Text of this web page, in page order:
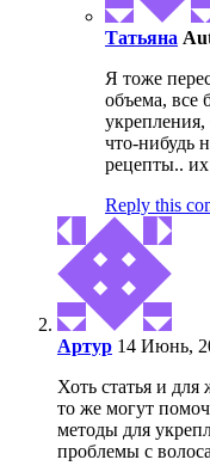
Татьяна
Я тоже
объема, все
что-нибудь
рецепты..
Reply this
Артур 14 Июнь,
Хоть статья и
то же могут
методы для
проблемы с